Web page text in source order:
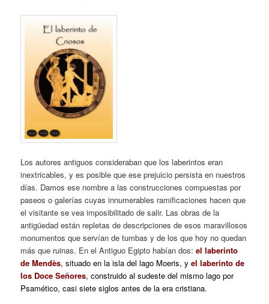
Los autores antiguos consideraban que los laberintos eran
inextricables, y es posible que ese prejuicio persista en nuestros
días. Damos ese nombre a las construcciones compuestas por
paseos o galerías cuyas innumerables ramificaciones hacen que
el visitante se vea imposibilitado de salir. Las obras de la
antigüedad están repletas de descripciones de esos maravillosos
monumentos que servían de tumbas y de los que hoy no quedan
más que ruinas. En el Antiguo Egipto habían dos:el laberinto
de Mendès, situado en la isla del lago Moeris, yel laberinto de
los Doce Señores, construido al sudeste del mismo lago por
Psamético, casi siete siglos antes de la era cristiana.